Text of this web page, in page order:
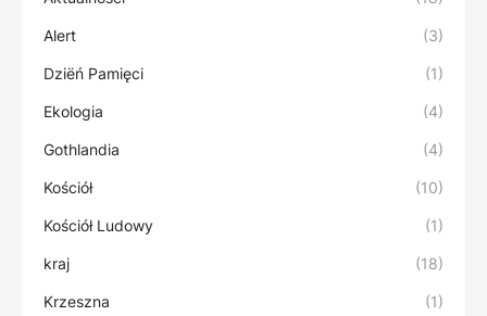
Alert (3)
Dziëń Pamięci (1)
Ekologia (4)
Gothlandia (4)
Kościół (10)
Kościół Ludowy (1)
kraj (18)
Krzeszna (1)